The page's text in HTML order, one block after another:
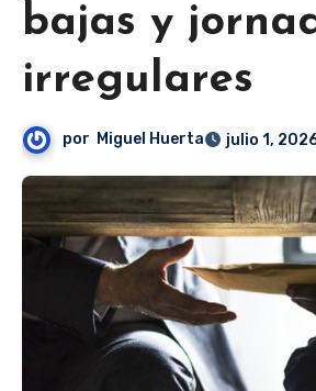
bajas y
irregulares
por Miguel Huerta julio 1,